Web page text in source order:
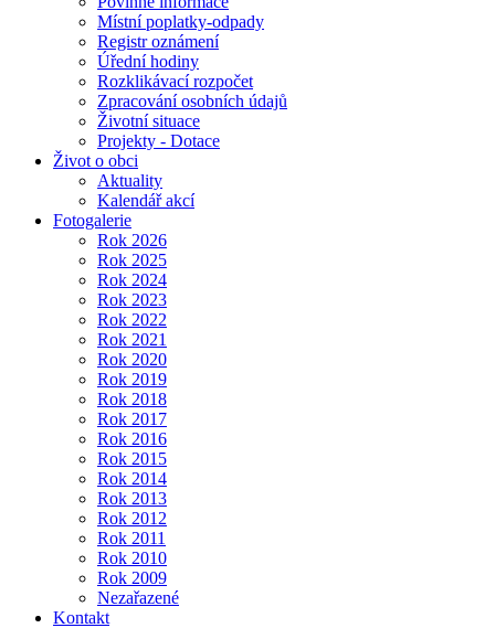
Místní poplatky-odpady
Registr oznámení
Úřední hodiny
Rozklikávací rozpočet
Zpracování osobních údajů
Životní situace
Projekty - Dotace
Život o obci
Aktuality
Kalendář akcí
Fotogalerie
Rok 2026
Rok 2025
Rok 2024
Rok 2023
Rok 2022
Rok 2021
Rok 2020
Rok 2019
Rok 2018
Rok 2017
Rok 2016
Rok 2015
Rok 2014
Rok 2013
Rok 2012
Rok 2011
Rok 2010
Rok 2009
Nezařazené
Kontakt